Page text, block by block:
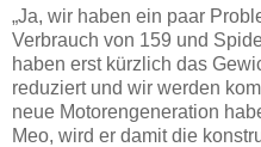
„Ja, wir haben ein paar
Verbrauch von 159 und
haben erst kürzlich das
reduziert und wir werden
neue Motorengeneration
Meo, wird er damit die